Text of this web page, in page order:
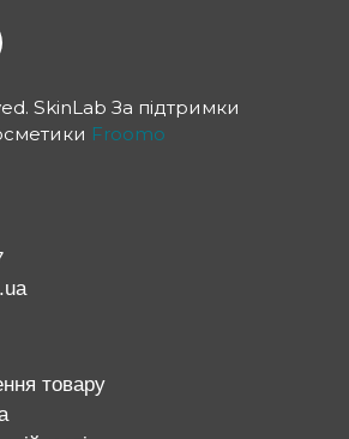
SkinLab За підтримки
Froomo
товару